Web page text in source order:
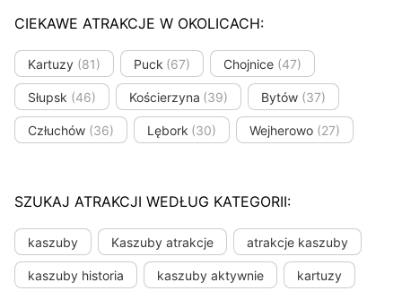
CIEKAWE ATRAKCJE W OKOLICACH:
Kartuzy (81) Puck (67) Chojnice (47)
Słupsk (46) Kościerzyna (39) Bytów (37)
Człuchów (36) Lębork (30) Wejherowo (27)
SZUKAJ ATRAKCJI WEDŁUG KATEGORII:
kaszuby Kaszuby atrakcje atrakcje kaszuby
kaszuby historia kaszuby aktywnie kartuzy